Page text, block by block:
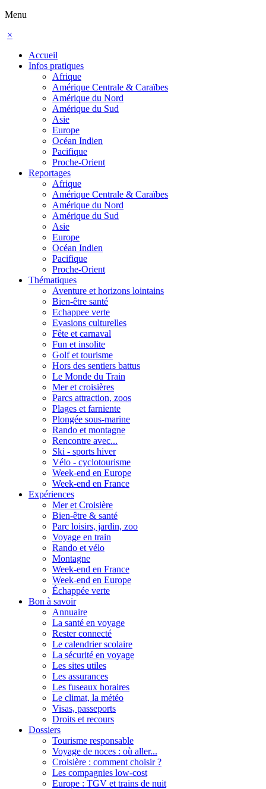
Menu
×
Accueil
Infos pratiques
Afrique
Amérique Centrale & Caraïbes
Amérique du Nord
Amérique du Sud
Asie
Europe
Océan Indien
Pacifique
Proche-Orient
Reportages
Afrique
Amérique Centrale & Caraïbes
Amérique du Nord
Amérique du Sud
Asie
Europe
Océan Indien
Pacifique
Proche-Orient
Thématiques
Aventure et horizons lointains
Bien-être santé
Echappee verte
Evasions culturelles
Fête et carnaval
Fun et insolite
Golf et tourisme
Hors des sentiers battus
Le Monde du Train
Mer et croisières
Parcs attraction, zoos
Plages et farniente
Plongée sous-marine
Rando et montagne
Rencontre avec...
Ski - sports hiver
Vélo - cyclotourisme
Week-end en Europe
Week-end en France
Expériences
Mer et Croisière
Bien-être & santé
Parc loisirs, jardin, zoo
Voyage en train
Rando et vélo
Montagne
Week-end en France
Week-end en Europe
Échappée verte
Bon à savoir
Annuaire
La santé en voyage
Rester connecté
Le calendrier scolaire
La sécurité en voyage
Les sites utiles
Les assurances
Les fuseaux horaires
Le climat, la météo
Visas, passeports
Droits et recours
Dossiers
Tourisme responsable
Voyage de noces : où aller...
Croisière : comment choisir ?
Les compagnies low-cost
Europe : TGV et trains de nuit